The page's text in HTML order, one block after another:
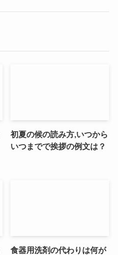
初夏の候の読み方,いつから
いつまでで挨拶の例文は？
食器用洗剤の代わりは何が